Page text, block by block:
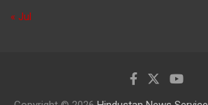
« Jul